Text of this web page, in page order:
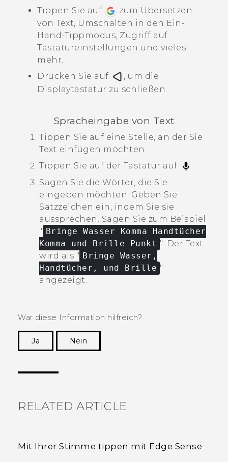
Tippen Sie auf
zum Übersetzen
von Text, Umschalten in den Ein-
Hand-Tippmodus, Zugriff auf
Tastatureinstellungen und vieles
mehr.
Drücken Sie auf
, um die
Displaytastatur zu schließen.
Spracheingabe von Text
Tippen Sie auf eine Stelle, an der Sie
Text einfügen möchten.
Tippen Sie auf der Tastatur auf
.
Sagen Sie die Wörter, die Sie
eingeben möchten. Geben Sie
Satzzeichen ein, indem Sie sie
aussprechen. Sagen Sie zum Beispiel
"‍ Bringe Wasser Komma Handtücher
Komma und Brille Punkt "‍. Der Text
wird als "‍ Bringe Wasser,
Handtücher, und Brille "‍
angezeigt.
War diese Information hilfreich?
Ja
Nein
RELATED ARTICLE
Mit Ihrer Stimme tippen mit Edge Sense